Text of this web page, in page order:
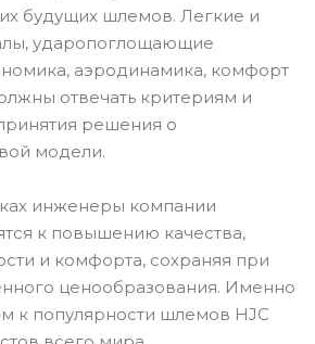
будущих шлемов. Легкие и
ударопоглощающие
аэродинамика, комфорт
отвечать критериям и
решения о
модели.
инженеры компании
к повышению качества,
и комфорта, сохраняя при
ценообразования. Именно
к популярности шлемов HJC